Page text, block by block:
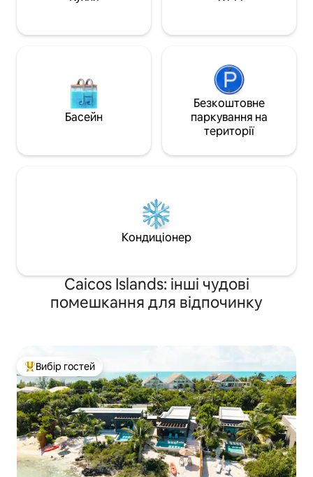
декількох кроках від бухт для
20 хвилин до
Басейн
Безкоштовне
паркування на
території
Кондиціонер
Caicos Islands: інші чудові
помешкання для відпочинку
Топ вибір гостей
Вибір гостей